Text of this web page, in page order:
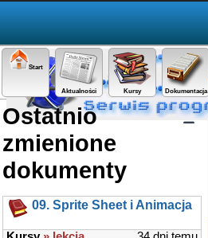
Start
Aktualności Kursy Dokumentacja
Ostatnio
zmienione
dokumenty
09. Sprite Sheet i Animacja